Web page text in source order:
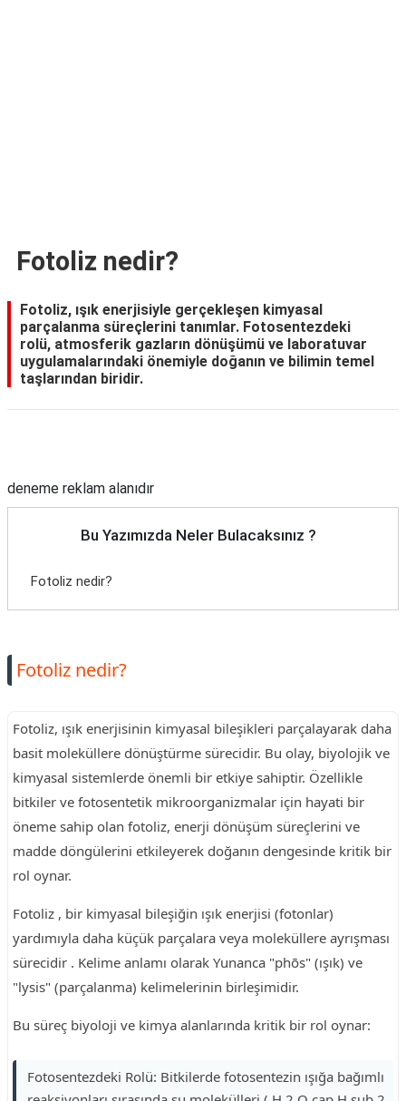
Fotoliz nedir?
Fotoliz, ışık enerjisiyle gerçekleşen kimyasal
parçalanma süreçlerini tanımlar. Fotosentezdeki
rolü, atmosferik gazların dönüşümü ve laboratuvar
uygulamalarındaki önemiyle doğanın ve bilimin temel
taşlarından biridir.
deneme reklam alanıdır
Bu Yazımızda Neler Bulacaksınız ?
Fotoliz nedir?
Fotoliz nedir?
Fotoliz, ışık enerjisinin kimyasal bileşikleri parçalayarak daha
basit moleküllere dönüştürme sürecidir. Bu olay, biyolojik ve
kimyasal sistemlerde önemli bir etkiye sahiptir. Özellikle
bitkiler ve fotosentetik mikroorganizmalar için hayati bir
öneme sahip olan fotoliz, enerji dönüşüm süreçlerini ve
madde döngülerini etkileyerek doğanın dengesinde kritik bir
rol oynar.
Fotoliz , bir kimyasal bileşiğin ışık enerjisi (fotonlar)
yardımıyla daha küçük parçalara veya moleküllere ayrışması
sürecidir . Kelime anlamı olarak Yunanca "phōs" (ışık) ve
"lysis" (parçalanma) kelimelerinin birleşimidir.
Bu süreç biyoloji ve kimya alanlarında kritik bir rol oynar:
Fotosentezdeki Rolü: Bitkilerde fotosentezin ışığa bağımlı